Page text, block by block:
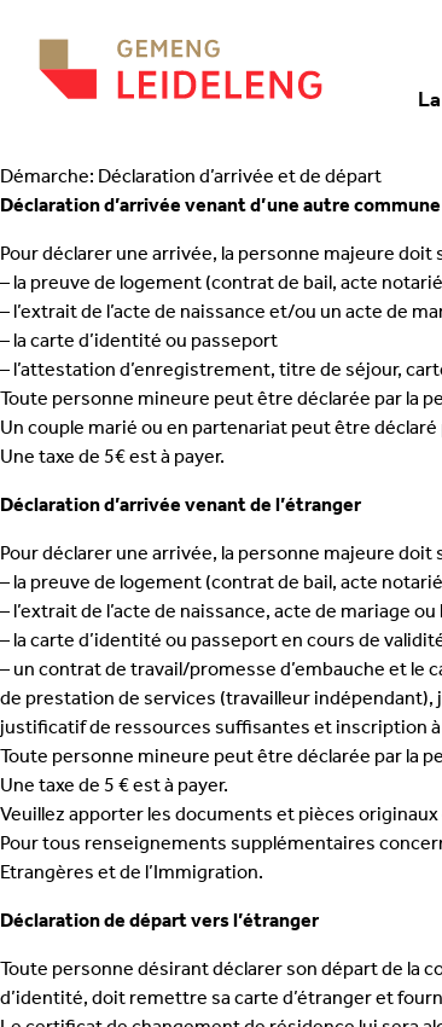
Démarche: Déclaration d’arrivée et de départ
Déclaration d’arrivée venant d’une autre
Pour déclarer une arrivée, la personne majeure
– la preuve de logement (contrat de bail, acte
– l’extrait de l’acte de naissance et/ou un acte de
– la carte d’identité ou passeport
– l’attestation d’enregistrement, titre de séjour,
Toute personne mineure peut être déclarée par la
Un couple marié ou en partenariat peut être
Une taxe de 5€ est à payer.
Déclaration d’arrivée venant de l’étranger
Pour déclarer une arrivée, la personne majeure
– la preuve de logement (contrat de bail, acte
– l’extrait de l’acte de naissance, acte de mariage
– la carte d’identité ou passeport en cours de
– un contrat de travail/promesse d’embauche et le
de prestation de services (travailleur
justificatif de ressources suffisantes et inscription
Toute personne mineure peut être déclarée par la
Une taxe de 5 € est à payer.
Veuillez apporter les documents et pièces
Pour tous renseignements supplémentaires
Etrangères et de l’Immigration.
Déclaration de départ vers l’étranger
Toute personne désirant déclarer son départ de la
d’identité, doit remettre sa carte d’étranger et